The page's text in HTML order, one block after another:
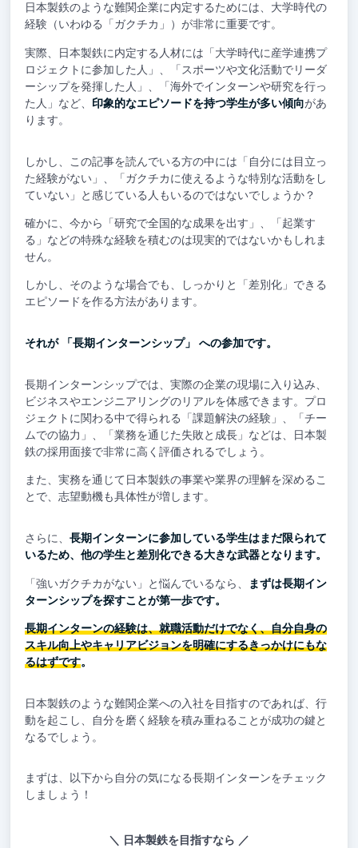
日本製鉄のような難関企業に内定するためには、大学時代の
経験（いわゆる「ガクチカ」）が非常に重要です。
実際、日本製鉄に内定する人材には「大学時代に産学連携プ
ロジェクトに参加した人」、「スポーツや文化活動でリーダ
ーシップを発揮した人」、「海外でインターンや研究を行っ
た人」など、 印象的なエピソードを持つ学生が多い傾向があ
ります。
しかし、この記事を読んでいる方の中には「自分には目立っ
た経験がない」、「ガクチカに使えるような特別な活動をし
ていない」と感じている人もいるのではないでしょうか？
確かに、今から「研究で全国的な成果を出す」、「起業す
る」などの特殊な経験を積むのは現実的ではないかもしれま
せん。
しかし、そのような場合でも、しっかりと「差別化」できる
エピソードを作る方法があります。
それが 「長期インターンシップ」 への参加です。
長期インターンシップでは、実際の企業の現場に入り込み、
ビジネスやエンジニアリングのリアルを体感できます。プロ
ジェクトに関わる中で得られる「課題解決の経験」、「チー
ムでの協力」、「業務を通じた失敗と成長」などは、日本製
鉄の採用面接で非常に高く評価されるでしょう。
また、実務を通じて日本製鉄の事業や業界の理解を深めるこ
とで、志望動機も具体性が増します。
さらに、 長期インターンに参加している学生はまだ限られて
いるため、他の学生と差別化できる大きな武器となります。
「強いガクチカがない」と悩んでいるなら、
まずは長期イン
ターンシップを探すことが第一歩です。
長期インターンの経験は、就職活動だけでなく、自分自身の
スキル向上やキャリアビジョンを明確にするきっかけにもな
るはずです。
日本製鉄のような難関企業への入社を目指すのであれば、行
動を起こし、自分を磨く経験を積み重ねることが成功の鍵と
なるでしょう。
まずは、以下から自分の気になる長期インターンをチェック
しましょう！
日本製鉄を目指すなら